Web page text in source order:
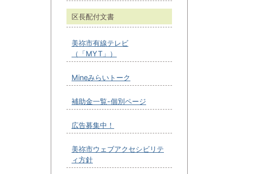
区長配付文書
美祢市有線テレビ
（「MYT」）
Mineみらいトーク
補助金一覧-個別ページ
広告募集中！
美祢市ウェブアクセシビリテ
ィ方針